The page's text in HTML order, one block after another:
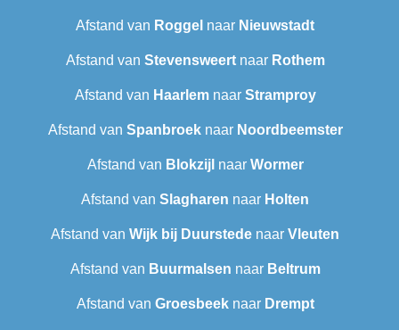
Afstand van Roggel naar Nieuwstadt
Afstand van Stevensweertnaar Rothem
Afstand van Haarlemnaar Stramproy
Afstand van Spanbroeknaar Noordbeemster
Afstand van Blokzijl naar Wormer
Afstand van Slagharen naar Holten
Afstand van Wijk bij Duurstede naar Vleuten
Afstand van Buurmalsen naar Beltrum
Afstand van Groesbeeknaar Drempt